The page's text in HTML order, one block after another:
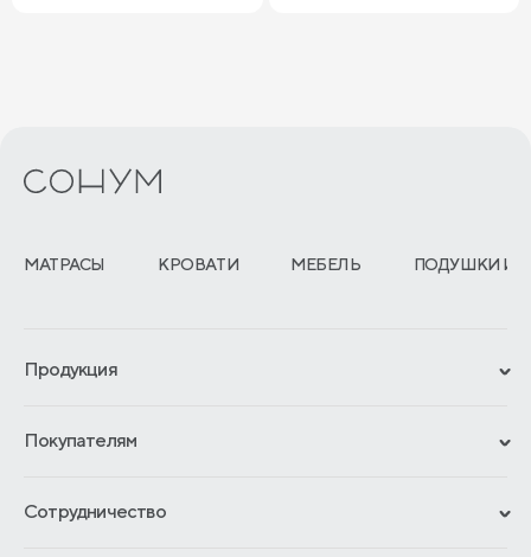
МАТРАСЫ КРОВАТИ МЕБЕЛЬ ПОДУШКИ И
Продукция
Гарантии
Покупателям
Обмен и возврат
Сотрудничество